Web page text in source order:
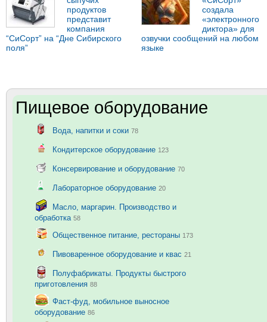
продуктов
представит
компания
“СиСорт” на “Дне Сибирского
поля”
создала
«электронного
диктора» для
озвучки сообщений на любом
языке
Пищевое оборудование
Вода, напитки и соки 78
Кондитерское оборудование 123
Консервирование и оборудование 70
Лабораторное оборудование 20
Масло, маргарин. Производство и
обработка 58
Общественное питание, рестораны 173
Пивоваренное оборудование и квас 21
Полуфабрикаты. Продукты быстрого
приготовления 88
Фаст-фуд, мобильное выносное
оборудование 86